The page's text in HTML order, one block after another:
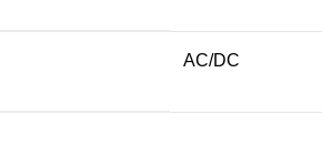
AC/DC